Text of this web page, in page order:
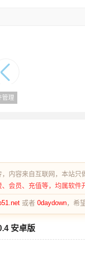
管理
内容来自互联网，本站
会员、充值等，均属软
或者 0daydown，希
安卓版